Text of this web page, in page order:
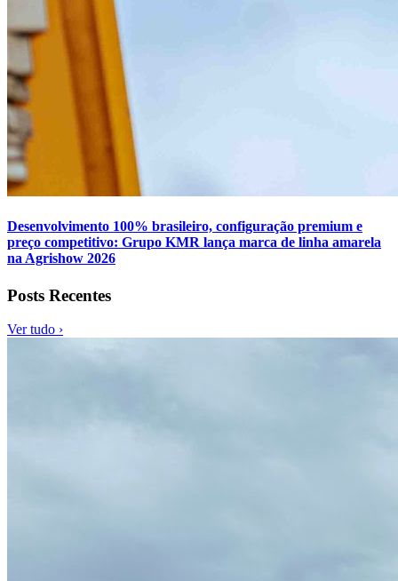
Desenvolvimento 100% brasileiro, configuração premium e
preço competitivo: Grupo KMR lança marca de linha amarela
na Agrishow 2026
Posts Recentes
Ver tudo ›